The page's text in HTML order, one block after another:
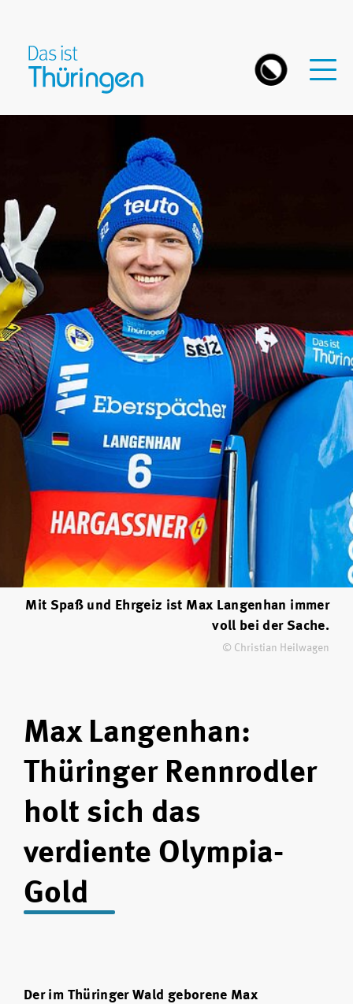
Mit Spaß und Ehrgeiz ist Max Langenhan immer
voll bei der Sache.
© Christian Heilwagen
Max Langenhan:
Thüringer Rennrodler
holt sich das
verdiente Olympia-
Gold
Der im Thüringer Wald geborene Max